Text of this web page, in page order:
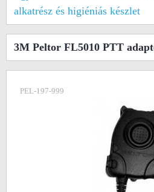
alkatrész és higiéniás készlet
3M Peltor FL5010 PTT
PEL-197-999